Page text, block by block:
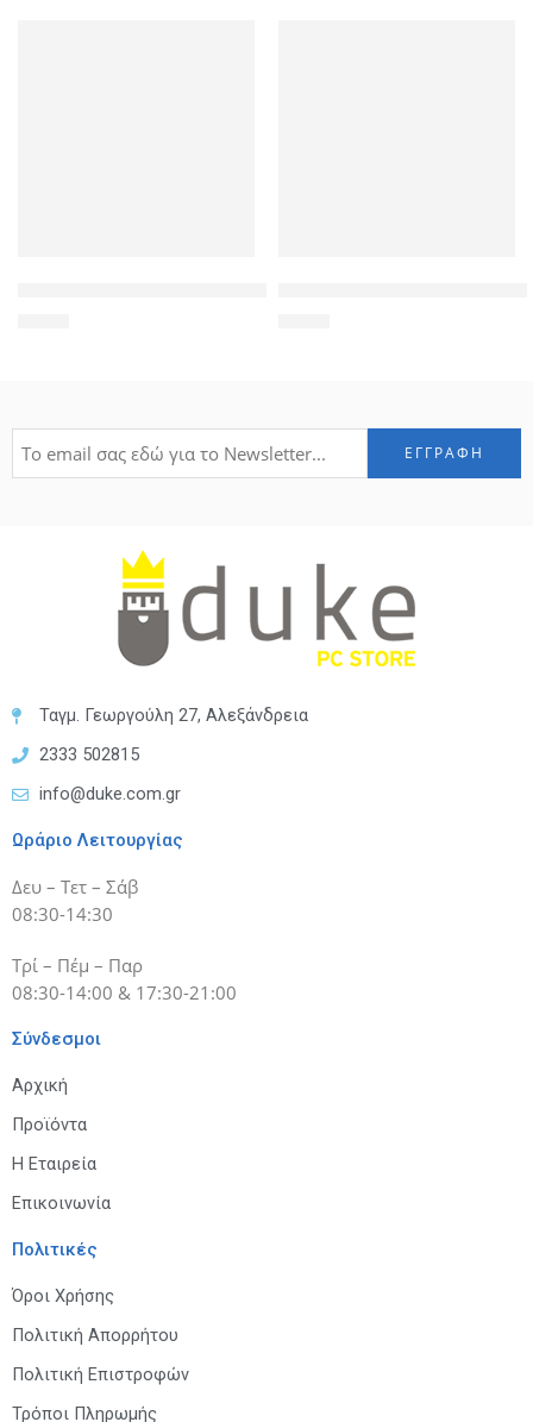
Ταγμ. Γεωργούλη 27, Αλεξάνδρεια
2333 502815
info@duke.com.gr
Ωράριο Λειτουργίας
Δευ – Τετ – Σάβ
08:30-14:30
Τρί – Πέμ – Παρ
08:30-14:00 & 17:30-21:00
Σύνδεσμοι
Αρχική
Προϊόντα
Η Εταιρεία
Επικοινωνία
Πολιτικές
Όροι Χρήσης
Πολιτική Απορρήτου
Πολιτική Επιστροφών
Τρόποι Πληρωμής